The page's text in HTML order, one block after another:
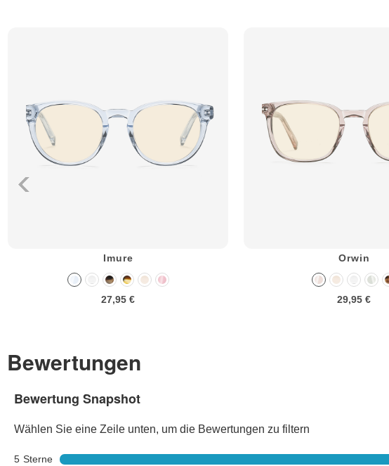
Imure
27,95 €
Orwin
29,95 €
Bewertungen
Bewertung Snapshot
Wählen Sie eine Zeile unten, um die Bewertungen zu filtern
5 Sterne